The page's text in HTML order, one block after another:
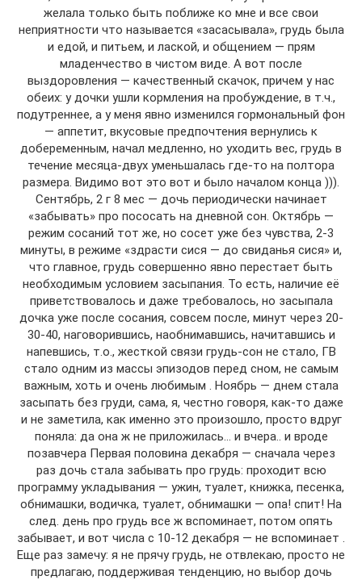
желала только быть поближе ко мне и все свои
неприятности что называется «засасывала», грудь была
и едой, и питьем, и лаской, и общением — прям
младенчество в чистом виде. А вот после
выздоровления — качественный скачок, причем у нас
обеих: у дочки ушли кормления на пробуждение, в т.ч.,
подутреннее, а у меня явно изменился гормональный фон
— аппетит, вкусовые предпочтения вернулись к
добеременным, начал медленно, но уходить вес, грудь в
течение месяца-двух уменьшалась где-то на полтора
размера. Видимо вот это вот и было началом конца ))).
Сентябрь, 2 г 8 мес — дочь периодически начинает
«забывать» про пососать на дневной сон. Октябрь —
режим сосаний тот же, но сосет уже без чувства, 2-3
минуты, в режиме «здрасти сися — до свиданья сися» и,
что главное, грудь совершенно явно перестает быть
необходимым условием засыпания. То есть, наличие её
приветствовалось и даже требовалось, но засыпала
дочка уже после сосания, совсем после, минут через 20-
30-40, наговорившись, наобнимавшись, начитавшись и
напевшись, т.о., жесткой связи грудь-сон не стало, ГВ
стало одним из массы эпизодов перед сном, не самым
важным, хоть и очень любимым . Ноябрь — днем стала
засыпать без груди, сама, я, честно говоря, как-то даже
и не заметила, как именно это произошло, просто вдруг
поняла: да она ж не приложилась… и вчера.. и вроде
позавчера Первая половина декабря — сначала через
раз дочь стала забывать про грудь: проходит всю
программу укладывания — ужин, туалет, книжка, песенка,
обнимашки, водичка, туалет, обнимашки — опа! спит! На
след. день про грудь все ж вспоминает, потом опять
забывает, и вот числа с 10-12 декабря — не вспоминает .
Еще раз замечу: я не прячу грудь, не отвлекаю, просто не
предлагаю, поддерживая тенденцию, но выбор дочь